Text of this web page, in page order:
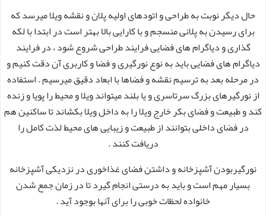
حال دیگر نوبت به طراحی و اتودهای اولیه پلان و نقشه ویلا میرسد که
برای رسیدن به پلانی منسجم و با کارایی بالا بهتر است در ابتدا با لکه
گذاری و دیاگرام های فضایی فرایند طراحی شروع شود ، در فرایند
دیاگرام های فضایی باید به نوع نورگیری و فضا و کاربری آن دقت کنیم و
در مرحله بعد به ترسیم نقشه و فضاها با ابعاد دقیق میرسیم . استفاده
از نورگیرهای بزرگ سرتاسری و یا بلند میتواند ویلا و محیط را پویا و زنده
کند و طبیعت و فضای بکر خارج ویلا را به داخل ویلا بکشاند تا ساکنین هم
در فضای داخلی بتوانند از طبیعت و زیبایی های محیط لذت کامل را
دریافت کنند .
نورگیربودن آشپزخانه و داشتن فضای غذاخوری در نزدیکی آشپزخانه
بسیار مهم است و باید به درستی انجام گیرد تا در زمان جمع شدن
خانواده لحظات خوبی را برای آنها بوجود آید .